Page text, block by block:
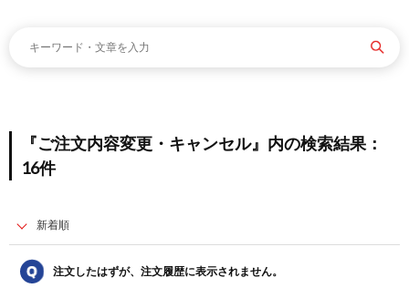
『ご注文内容変更・キャンセル』内の検索結果：
16件
注文したはずが、注文履歴に表示されません。